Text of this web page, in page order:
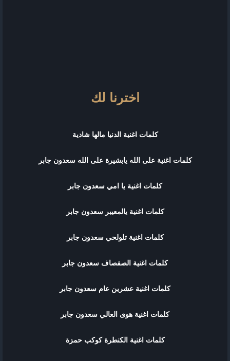
اخترنا لك
كلمات اغنية الدنيا مالها شادية
كلمات اغنية على الله يابشيرة على الله سعدون جابر
كلمات اغنية يا امي سعدون جابر
كلمات اغنية يالمعيبر سعدون جابر
كلمات اغنية تلولحي سعدون جابر
كلمات اغنية الصفصاف سعدون جابر
كلمات اغنية عشرين عام سعدون جابر
كلمات اغنية هوى العالي سعدون جابر
كلمات اغنية الكنطرة كوكب حمزة